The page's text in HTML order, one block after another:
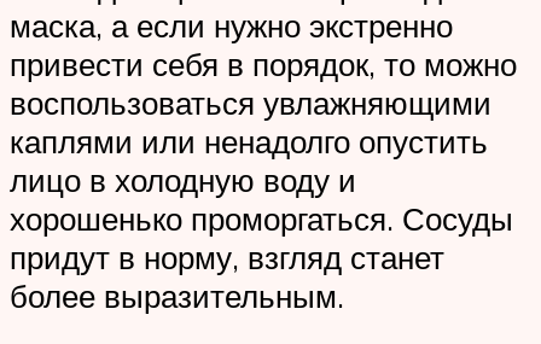
маска, а если нужно экстренно
привести себя в порядок, то можно
воспользоваться увлажняющими
каплями или ненадолго опустить
лицо в холодную воду и
хорошенько проморгаться. Сосуды
придут в норму, взгляд станет
более выразительным.